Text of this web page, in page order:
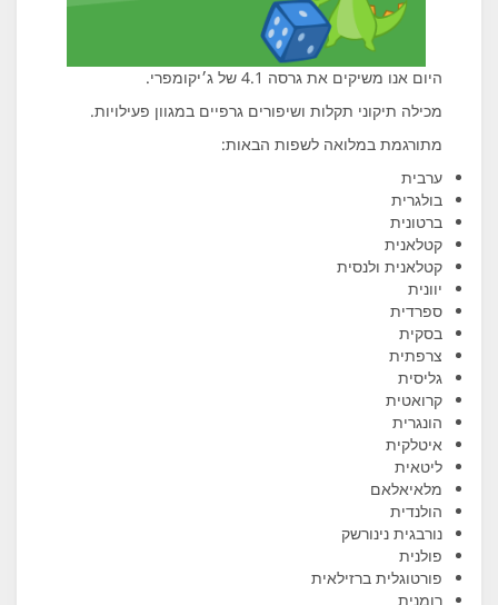
היום אנו משיקים את גרסה 4.1 של ג׳יקומפרי.
מכילה תיקוני תקלות ושיפורים גרפיים במגוון פעילויות.
מתורגמת במלואה לשפות הבאות:
ערבית
בולגרית
ברטונית
קטלאנית
קטלאנית ולנסית
יוונית
ספרדית
בסקית
צרפתית
גליסית
קרואטית
הונגרית
איטלקית
ליטאית
מלאיאלאם
הולנדית
נורבגית נינורשק
פולנית
פורטוגלית ברזילאית
רומנית